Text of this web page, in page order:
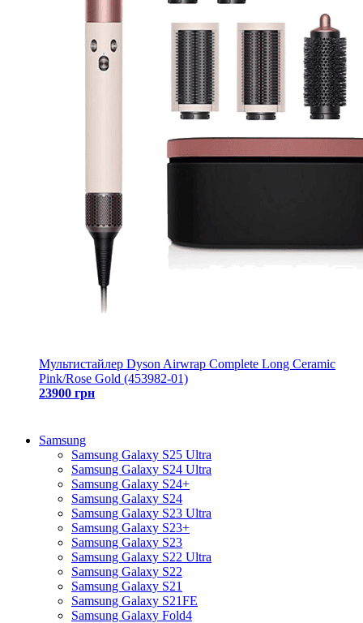
Мультистайлер Dyson Airwrap Complete Long Ceramic
Pink/Rose Gold (453982-01)
23900 грн
Samsung
Samsung Galaxy S25 Ultra
Samsung Galaxy S24 Ultra
Samsung Galaxy S24+
Samsung Galaxy S24
Samsung Galaxy S23 Ultra
Samsung Galaxy S23+
Samsung Galaxy S23
Samsung Galaxy S22 Ultra
Samsung Galaxy S22
Samsung Galaxy S21
Samsung Galaxy S21FE
Samsung Galaxy Fold4